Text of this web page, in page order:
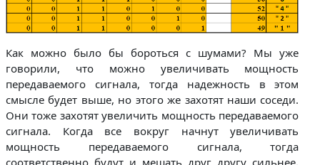
Как можно было бы бороться с шумами? Мы уже
говорили, что можно увеличивать мощность
передаваемого сигнала, тогда надежность в этом
смысле будет выше, но этого же захотят наши соседи.
Они тоже захотят увеличить мощность передаваемого
сигнала. Когда все вокруг начнут увеличивать
мощность передаваемого сигнала, тогда
соответственно будут и мешать друг другу сильнее.